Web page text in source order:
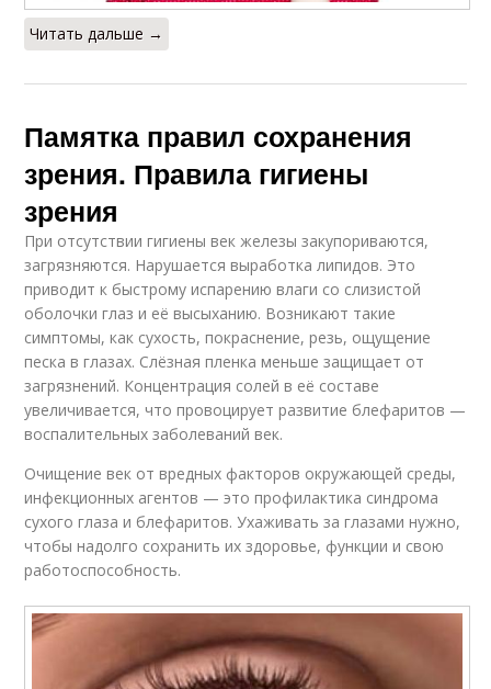
Читать дальше →
Памятка правил сохранения
зрения. Правила гигиены
зрения
При отсутствии гигиены век железы закупориваются,
загрязняются. Нарушается выработка липидов. Это
приводит к быстрому испарению влаги со слизистой
оболочки глаз и её высыханию. Возникают такие
симптомы, как сухость, покраснение, резь, ощущение
песка в глазах. Слёзная пленка меньше защищает от
загрязнений. Концентрация солей в её составе
увеличивается, что провоцирует развитие блефаритов —
воспалительных заболеваний век.
Очищение век от вредных факторов окружающей среды,
инфекционных агентов — это профилактика синдрома
сухого глаза и блефаритов. Ухаживать за глазами нужно,
чтобы надолго сохранить их здоровье, функции и свою
работоспособность.